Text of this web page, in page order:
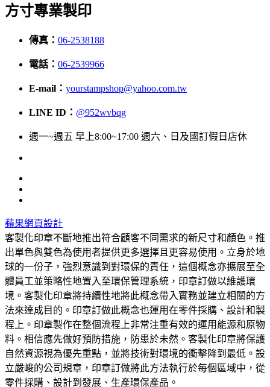
方寸專業製印
傳真： 06-2538188
電話： 06-2539966
E-mail： yourstampshop@yahoo.com.tw
LINE ID： @952wvbqg
週一~週五 早上8:00~17:00 週六、日及國訂假日店休
蘋果網頁設計
客製化印章不斷地推出符合顧客不同需求的新尺寸和顏色。推
出單色與雙色為使用者提供更多選擇且更容易使用。立身於地
球的一份子，強烈意識到對環保的責任，這個概念亦擴展至全
體員工並策略性地置入至環保管理系統，印章訂做以維護環
境。客製化印章將持續性地將此概念帶入實務並建立相關的方
法來達成目的。印章訂做此概念也運用在零件採購、設計和製
程上。印章製作在整個流程上非常注重有效的運用能源和原物
料。相信應先做好預防措施，防患於未然。客製化印章將保護
自然資源視為優先重點，並將技術對環境的衝擊降到最低。設
立嚴峻的公司規章，印章訂做將此方法執行於每個區域中，從
零件採購、設計到發展、生產環保產品。